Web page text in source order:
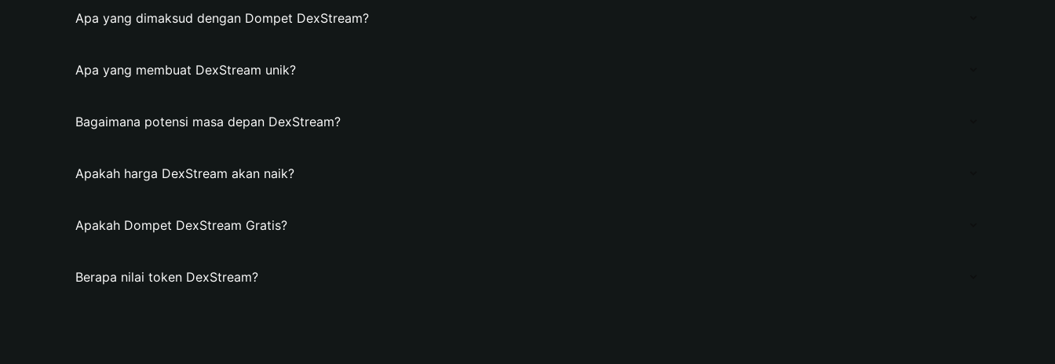
Apa yang dimaksud dengan Dompet DexStream?
Apa yang membuat DexStream unik?
Bagaimana potensi masa depan DexStream?
Apakah harga DexStream akan naik?
Apakah Dompet DexStream Gratis?
Berapa nilai token DexStream?